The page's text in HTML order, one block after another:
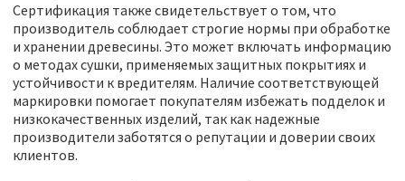
Сертификация также свидетельствует о том, что
производитель соблюдает строгие нормы при обработке
и хранении древесины. Это может включать информацию
о методах сушки, применяемых защитных покрытиях и
устойчивости к вредителям. Наличие соответствующей
маркировки помогает покупателям избежать подделок и
низкокачественных изделий, так как надежные
производители заботятся о репутации и доверии своих
клиентов.